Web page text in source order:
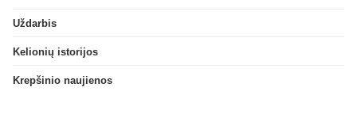
Uždarbis
Kelionių istorijos
Krepšinio naujienos